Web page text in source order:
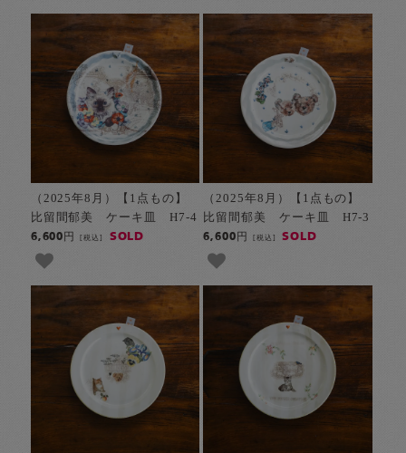
（2025年8月）【1点もの】
比留間郁美 ケーキ皿 H7-4
6,600円[税込] SOLD
（2025年8月）【1点もの】
比留間郁美 ケーキ皿 H7-3
6,600円 [税込] SOLD